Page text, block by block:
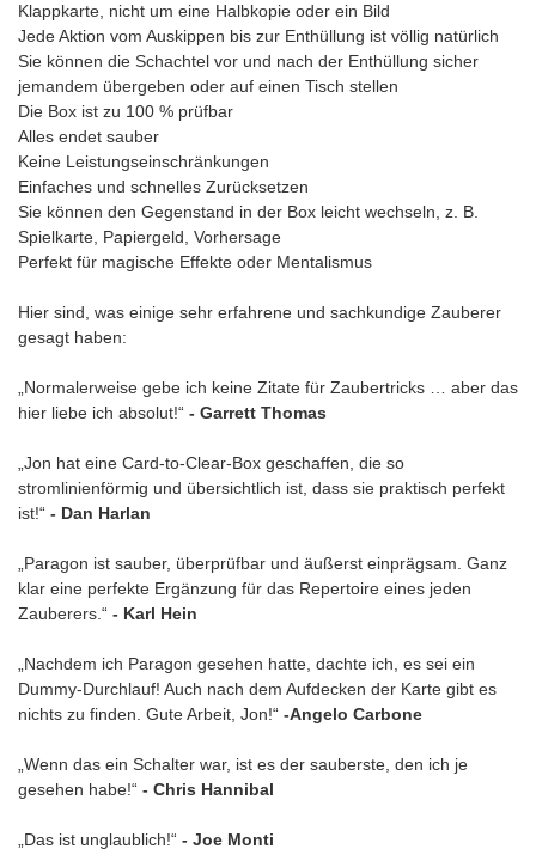
Klappkarte, nicht um eine Halbkopie oder ein Bild
Jede Aktion vom Auskippen bis zur Enthüllung ist völlig natürlich
Sie können die Schachtel vor und nach der Enthüllung sicher
jemandem übergeben oder auf einen Tisch stellen
Die Box ist zu 100 % prüfbar
Alles endet sauber
Keine Leistungseinschränkungen
Einfaches und schnelles Zurücksetzen
Sie können den Gegenstand in der Box leicht wechseln, z. B.
Spielkarte, Papiergeld, Vorhersage
Perfekt für magische Effekte oder Mentalismus
Hier sind, was einige sehr erfahrene und sachkundige Zauberer
gesagt haben:
„Normalerweise gebe ich keine Zitate für Zaubertricks … aber das
hier liebe ich absolut!“ - Garrett Thomas
„Jon hat eine Card-to-Clear-Box geschaffen, die so
stromlinienförmig und übersichtlich ist, dass sie praktisch perfekt
ist!“ - Dan Harlan
„Paragon ist sauber, überprüfbar und äußerst einprägsam. Ganz
klar eine perfekte Ergänzung für das Repertoire eines jeden
Zauberers.“ - Karl Hein
„Nachdem ich Paragon gesehen hatte, dachte ich, es sei ein
Dummy-Durchlauf! Auch nach dem Aufdecken der Karte gibt es
nichts zu finden. Gute Arbeit, Jon!“ -Angelo Carbone
„Wenn das ein Schalter war, ist es der sauberste, den ich je
gesehen habe!“ - Chris Hannibal
„Das ist unglaublich!“ - Joe Monti